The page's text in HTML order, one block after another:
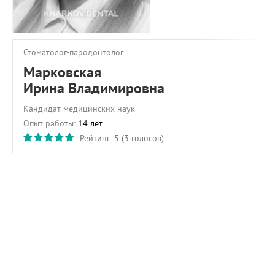
Стоматолог-пародонтолог
Марковская
Ирина Владимировна
Кандидат медицинских наук
Опыт работы: 14 лет
Рейтинг: 5 (3 голосов)